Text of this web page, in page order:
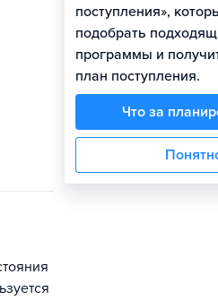
поступления»,
подобрать
программы и
план поступления.
Что за